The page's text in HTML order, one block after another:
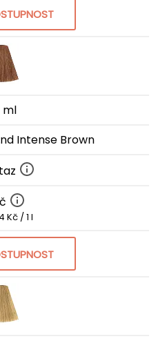
ml
Intense Brown
Kč / 1 l